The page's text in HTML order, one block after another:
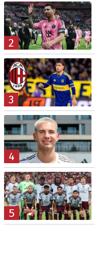
2
3
4
5